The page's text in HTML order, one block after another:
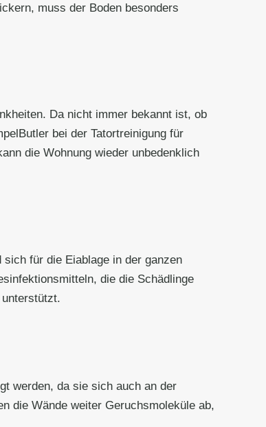
muss der Boden besonders
Da nicht immer bekannt ist, ob
bei der Tatortreinigung für
die Wohnung wieder unbedenklich
sich für die Eiablage in der ganzen
die die Schädlinge
werden, da sie sich auch an der
die Wände weiter Geruchsmoleküle ab,